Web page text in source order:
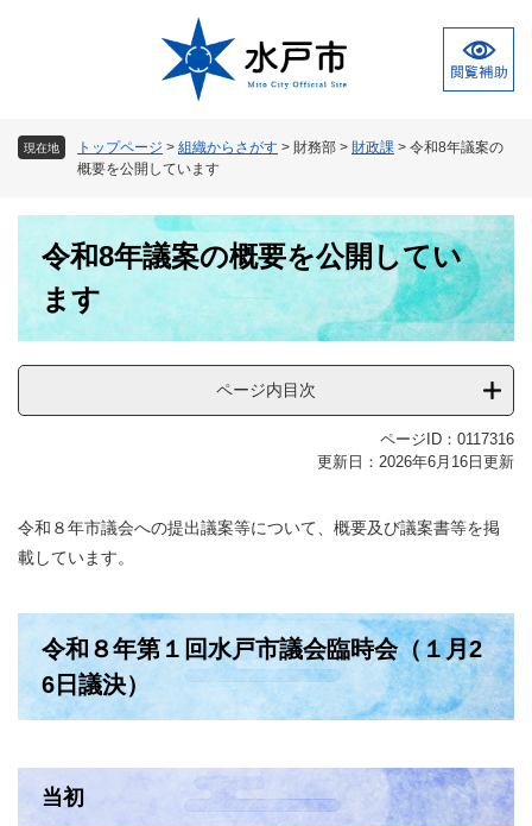
現在地 トップページ > 組織からさがす > 財務部 > 財政課 > 令和8年議案の
概要を公開しています
令和8年議案の概要を公開してい
ます
ページ内目次
ページID：0117316
更新日：2026年6月16日更新
令和８年市議会への提出議案等について、概要及び議案書等を掲
載しています。
令和８年第１回水戸市議会臨時会（１月2
6日議決）
当初